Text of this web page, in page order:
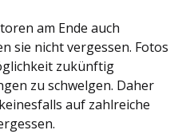
am Ende auch
sie nicht vergessen. Fotos
zukünftig
zu schwelgen. Daher
auf zahlreiche